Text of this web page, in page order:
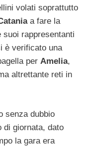
volati soprattutto
a fare la
rappresentanti
è verificato una
per Amelia,
altrettante reti in
senza dubbio
di giornata, dato
la gara era